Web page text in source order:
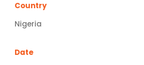
Country
Nigeria
Date